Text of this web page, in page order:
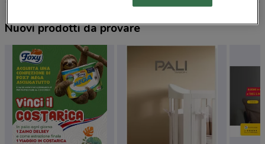
Nuovi prodotti da provare